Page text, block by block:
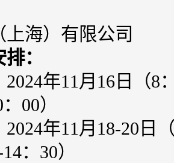
（上海）有限公
：
2024年11月16日（
00）
年11月18-20日
：30）